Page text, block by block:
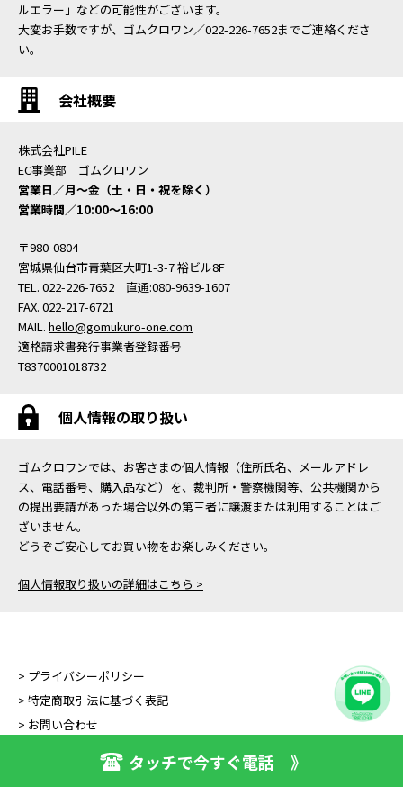
ルエラー」などの可能性がございます。
大変お手数ですが、ゴムクロワン／022-226-7652までご連絡くださ
い。
会社概要
株式会社PILE
EC事業部 ゴムクロワン
営業日／月〜金（土・日・祝を除く）
営業時間／10:00〜16:00
〒980-0804
宮城県仙台市青葉区大町1-3-7 裕ビル8F
TEL. 022-226-7652 直通:080-9639-1607
FAX. 022-217-6721
MAIL. hello@gomukuro-one.com
適格請求書発行事業者登録番号
T8370001018732
個人情報の取り扱い
ゴムクロワンでは、お客さまの個人情報（住所氏名、メールアドレ
ス、電話番号、購入品など）を、裁判所・警察機関等、公共機関から
の提出要請があった場合以外の第三者に譲渡または利用することはご
ざいません。
どうぞご安心してお買い物をお楽しみください。
個人情報取り扱いの詳細はこちら >
タッチで今すぐ電話 》
> プライバシーポリシー
> 特定商取引法に基づく表記
> お問い合わせ
Copyright (C) GOMUKURO ONE All Right Reserved.